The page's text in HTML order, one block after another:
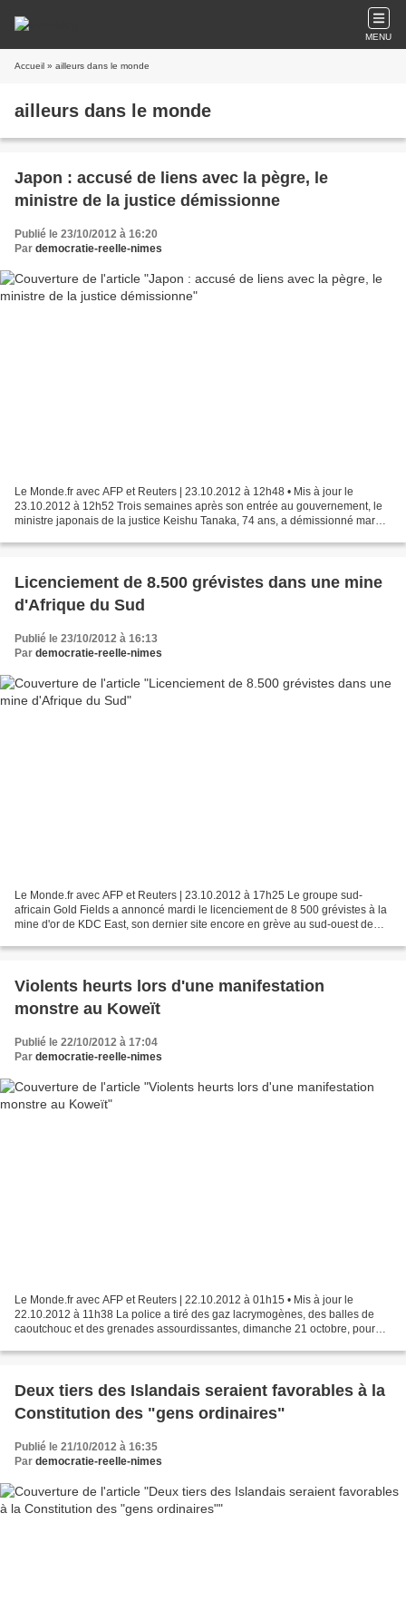
MENU
Accueil » ailleurs dans le monde
ailleurs dans le monde
Japon : accusé de liens avec la pègre, le
ministre de la justice démissionne
Publié le 23/10/2012 à 16:20
Par democratie-reelle-nimes
Le Monde.fr avec AFP et Reuters | 23.10.2012 à 12h48 • Mis à jour le
23.10.2012 à 12h52 Trois semaines après son entrée au gouvernement, le
ministre japonais de la justice Keishu Tanaka, 74 ans, a démissionné mardi,
Licenciement de 8.500 grévistes dans une mine
d'Afrique du Sud
Publié le 23/10/2012 à 16:13
Par democratie-reelle-nimes
Le Monde.fr avec AFP et Reuters | 23.10.2012 à 17h25 Le groupe sud-
africain Gold Fields a annoncé mardi le licenciement de 8 500 grévistes à la
mine d'or de KDC East, son dernier site encore en grève au sud-ouest de
Violents heurts lors d'une manifestation
monstre au Koweït
Publié le 22/10/2012 à 17:04
Par democratie-reelle-nimes
Le Monde.fr avec AFP et Reuters | 22.10.2012 à 01h15 • Mis à jour le
22.10.2012 à 11h38 La police a tiré des gaz lacrymogènes, des balles de
caoutchouc et des grenades assourdissantes, dimanche 21 octobre, pour
Deux tiers des Islandais seraient favorables à la
Constitution des "gens ordinaires"
Publié le 21/10/2012 à 16:35
Par democratie-reelle-nimes